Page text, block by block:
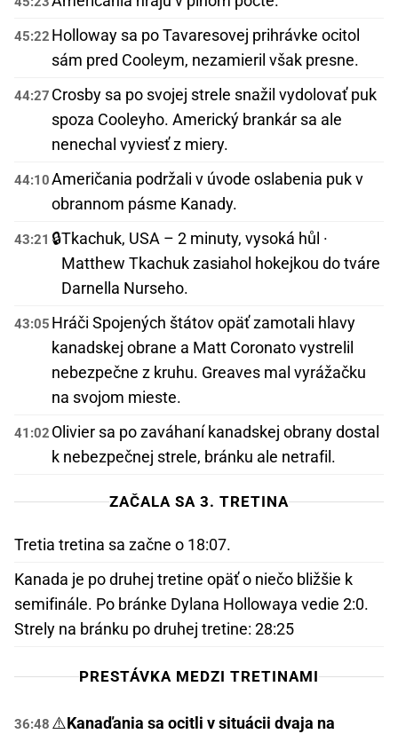
45:22 Holloway sa po Tavaresovej prihrávke ocitol
sám pred Cooleym, nezamieril však presne.
44:27 Crosby sa po svojej strele snažil vydolovať puk
spoza Cooleyho. Americký brankár sa ale
nenechal vyviesť z miery.
44:10Američania podržali v úvode oslabenia puk v
obrannom pásme Kanady.
43:21 🔒Tkachuk, USA – 2 minuty, vysoká hůl ·
Matthew Tkachuk zasiahol hokejkou do tváre
Darnella Nurseho.
43:05 Hráči Spojených štátov opäť zamotali hlavy
kanadskej obrane a Matt Coronato vystrelil
nebezpečne z kruhu. Greaves mal vyrážačku
na svojom mieste.
41:02 Olivier sa po zaváhaní kanadskej obrany dostal
k nebezpečnej strele, bránku ale netrafil.
ZAČALA SA 3. TRETINA
Tretia tretina sa začne o 18:07.
Kanada je po druhej tretine opäť o niečo bližšie k
semifinále. Po bránke Dylana Hollowaya vedie 2:0.
Strely na bránku po druhej tretine: 28:25
PRESTÁVKA MEDZI TRETINAMI
36:48 ⚠️Kanaďania sa ocitli v situácii dvaja na